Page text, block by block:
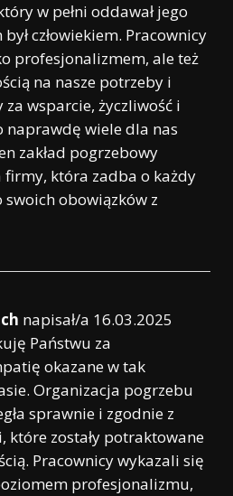
w pełni oddawał jego
człowiekiem. Pracownicy
profesjonalizmem, ale też
na nasze potrzeby i
wsparcie, życzliwość i
naprawdę wiele dla nas
zakład pogrzebowy
firmy, która zadba o każdy
obowiązków z
napisał/a 16.03.2025
Państwu za
okazane w tak
Organizacja pogrzebu
sprawnie i zgodnie z
które zostały potraktowane
Pracownicy wykazali się
profesjonalizmu,